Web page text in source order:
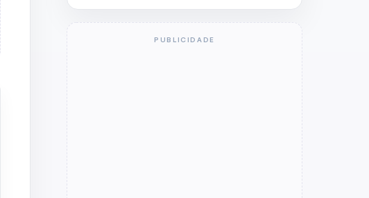
PUBLICIDADE